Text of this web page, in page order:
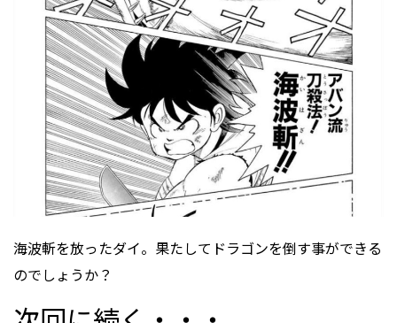
海波斬を放ったダイ。果たしてドラゴンを倒す事ができる
のでしょうか？